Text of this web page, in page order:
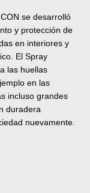
se desarrolló
y protección de
en interiores y
El Spray
las huellas
en las
incluso grandes
duradera
nuevamente.